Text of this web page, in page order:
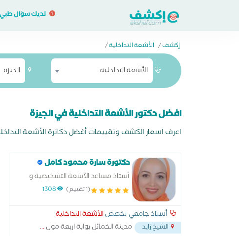
لديك سؤال
إكشف/ الأشعة التداخلية/
الأشعة التداخلية الجيزة
افضل دكتور الأشعة التداخلية في الجيزة
اعرف اسعار الكشف وتقييمات أفضل دكاترة الأشعة
دكتورة سارة محمود كامل
أستاذ مساعد الآشعة التشخيصية و
التداخلية بكلية طب - قصر العيني
(1 تقييم) 1308
أستاذ جامعي تخصصالأشعة التداخلية
الشيخ زايد مدينة الخمائل بوابة اربعة مول...